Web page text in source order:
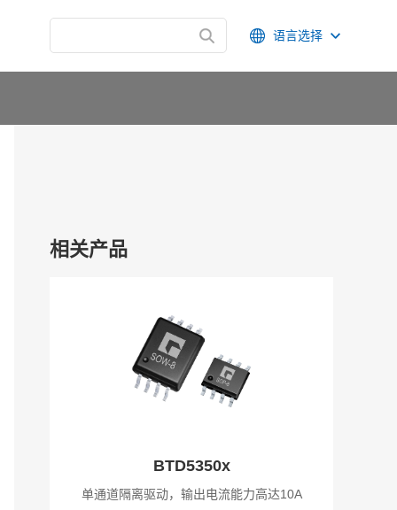
语言选择
相关产品
BTD5350x
单通道隔离驱动，输出电流能力高达10A